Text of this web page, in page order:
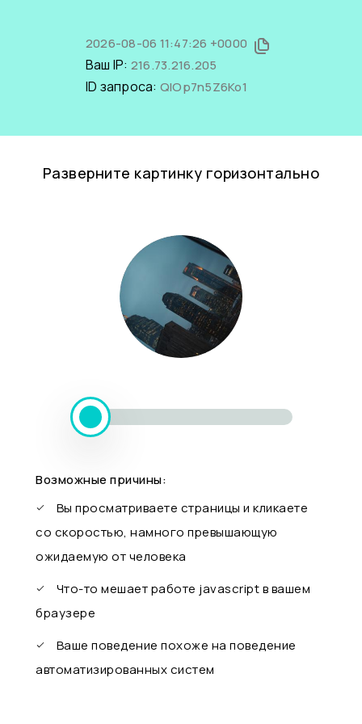
2026-08-06 11:47:26 +0000
Ваш IP: 216.73.216.205
ID запроса: QlOp7n5Z6Ko1
Разверните картинку горизонтально
Возможные причины:
Вы просматриваете страницы и кликаете
со скоростью, намного превышающую
ожидаемую от человека
Что-то мешает работе javascript в вашем
браузере
Ваше поведение похоже на поведение
автоматизированных систем